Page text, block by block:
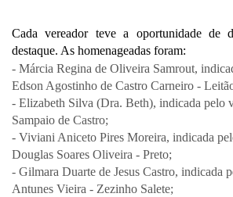
Cada vereador teve a oportunidade de
destaque. As homenageadas foram:
- Márcia Regina de Oliveira Samrout,
Edson Agostinho de Castro Carneiro -
- Elizabeth Silva (Dra. Beth), indicada pelo
Sampaio de Castro;
- Viviani Aniceto Pires Moreira, indicada
Douglas Soares Oliveira - Preto;
- Gilmara Duarte de Jesus Castro, indicada
Antunes Vieira - Zezinho Salete;